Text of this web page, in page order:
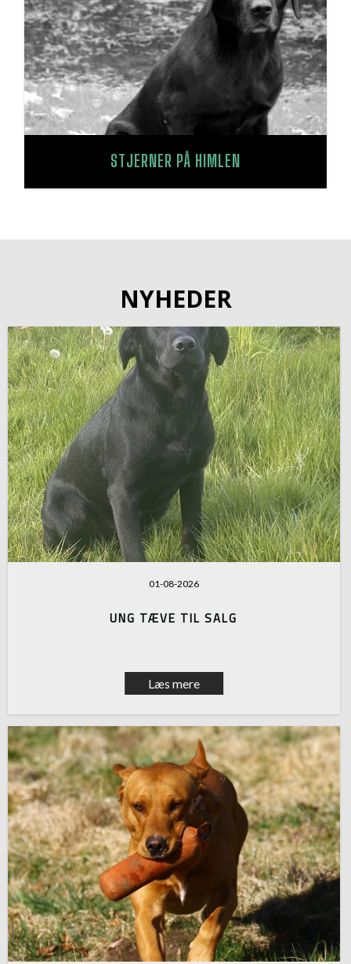
STJERNER PÅ HIMLEN
NYHEDER
01-08-2026
UNG TÆVE TIL SALG
Læs mere